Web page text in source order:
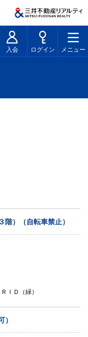
入会 ログイン メニュー
階）（自転車禁止）
ＩＤ（緑）
）